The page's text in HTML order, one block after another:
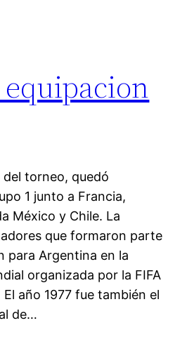
del torneo, quedó
1 junto a Francia,
México y Chile. La
que formaron parte
para Argentina en la
organizada por la FIFA
año 1977 fue también el
de…